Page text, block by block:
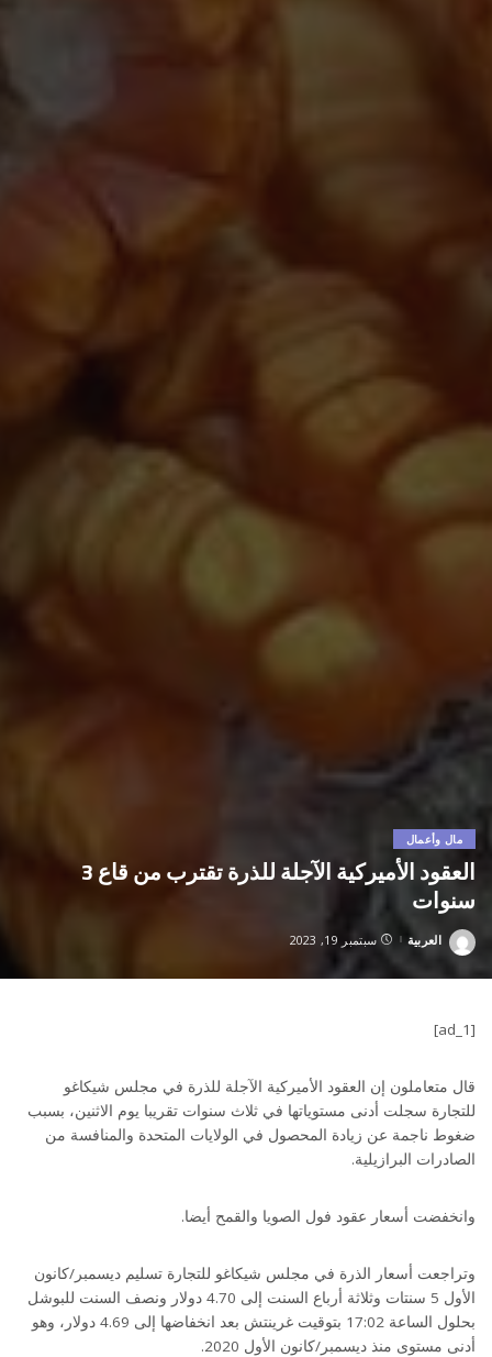
مال وأعمال
العقود الأميركية الآجلة للذرة تقترب من قاع 3
سنوات
Posted
العربية سبتمبر 19, 2023
[ad_1]
قال متعاملون إن العقود الأميركية الآجلة للذرة في مجلس شيكاغو
للتجارة سجلت أدنى مستوياتها في ثلاث سنوات تقريبا يوم الاثنين، بسبب
ضغوط ناجمة عن زيادة المحصول في الولايات المتحدة والمنافسة من
الصادرات البرازيلية.
وانخفضت أسعار عقود فول الصويا والقمح أيضا.
وتراجعت أسعار الذرة في مجلس شيكاغو للتجارة تسليم ديسمبر/كانون
الأول 5 سنتات وثلاثة أرباع السنت إلى 4.70 دولار ونصف السنت للبوشل
بحلول الساعة 17:02 بتوقيت غرينتش بعد انخفاضها إلى 4.69 دولار، وهو
أدنى مستوى منذ ديسمبر/كانون الأول 2020.